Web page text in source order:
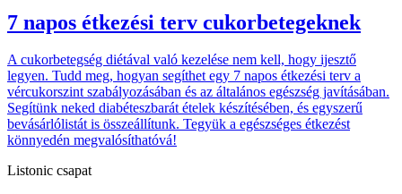
7 napos étkezési terv cukorbetegeknek
A cukorbetegség diétával való kezelése nem kell, hogy ijesztő
legyen. Tudd meg, hogyan segíthet egy 7 napos étkezési terv a
vércukorszint szabályozásában és az általános egészség javításában.
Segítünk neked diabéteszbarát ételek készítésében, és egyszerű
bevásárlólistát is összeállítunk. Tegyük a egészséges étkezést
könnyedén megvalósíthatóvá!
Listonic csapat